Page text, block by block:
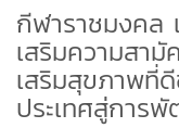
กีฬาราชมงคล
เสริมความส
เสริมสุขภาพที่
ประเทศสู่การ